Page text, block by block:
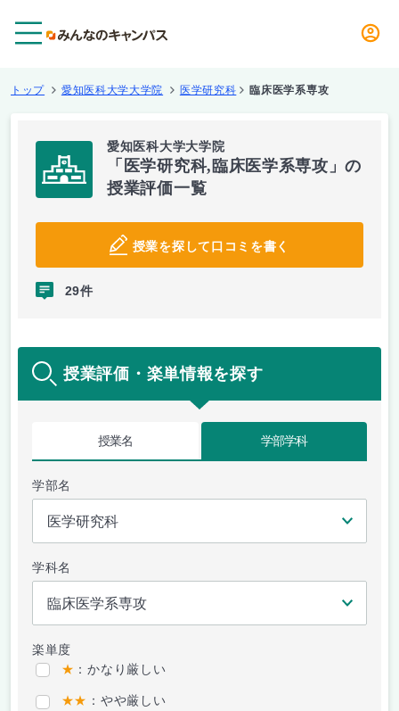
トップ 愛知医科大学大学院 医学研究科 臨床医学系専攻
愛知医科大学大学院
「医学研究科,臨床医学系専攻」の
授業評価一覧
授業を探して口コミを書く
29件
授業評価・楽単情報を探す
授業名 学部学科
学部名
学科名
楽単度
★ ：かなり厳しい
★★ ：やや厳しい